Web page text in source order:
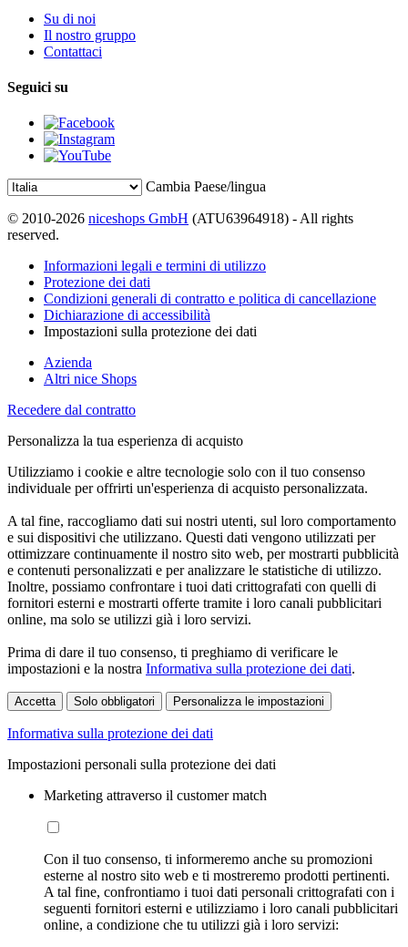
Su di noi
Il nostro gruppo
Contattaci
Seguici su
Cambia Paese/lingua
© 2010-2026 niceshops GmbH (ATU63964918) - All rights
reserved.
Informazioni legali e termini di utilizzo
Protezione dei dati
Condizioni generali di contratto e politica di cancellazione
Dichiarazione di accessibilità
Impostazioni sulla protezione dei dati
Azienda
Altri nice Shops
Recedere dal contratto
Personalizza la tua esperienza di acquisto
Utilizziamo i cookie e altre tecnologie solo con il tuo consenso
individuale per offrirti un'esperienza di acquisto personalizzata.
A tal fine, raccogliamo dati sui nostri utenti, sul loro comportamento
e sui dispositivi che utilizzano. Questi dati vengono utilizzati per
ottimizzare continuamente il nostro sito web, per mostrarti pubblicità
e contenuti personalizzati e per analizzare le statistiche di utilizzo.
Inoltre, possiamo confrontare i tuoi dati crittografati con quelli di
fornitori esterni e mostrarti offerte tramite i loro canali pubblicitari
online, ma solo se utilizzi già i loro servizi.
Prima di dare il tuo consenso, ti preghiamo di verificare le
impostazioni e la nostra Informativa sulla protezione dei dati.
Accetta Solo obbligatori Personalizza le impostazioni
Informativa sulla protezione dei dati
Impostazioni personali sulla protezione dei dati
Marketing attraverso il customer match
Con il tuo consenso, ti informeremo anche su promozioni
esterne al nostro sito web e ti mostreremo prodotti pertinenti.
A tal fine, confrontiamo i tuoi dati personali crittografati con i
seguenti fornitori esterni e utilizziamo i loro canali pubblicitari
online, a condizione che tu utilizzi già i loro servizi: